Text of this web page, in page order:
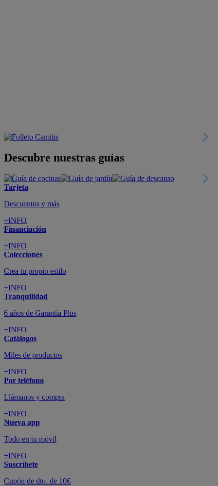
Descubre nuestras guías
Tarjeta
Descuentos y más
+INFO
Financiación
+INFO
Colecciones
Crea tu propio estilo
+INFO
Tranquilidad
6 años de Garantía Plus
+INFO
Catálogos
Miles de productos
+INFO
Por teléfono
Llámanos y compra
+INFO
Nueva app
Todo en tu móvil
+INFO
Suscríbete
Cupón de dto. de 10€